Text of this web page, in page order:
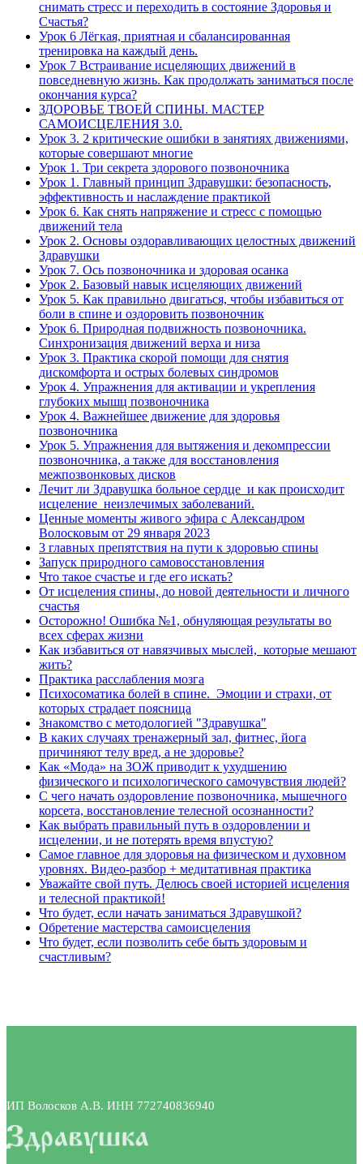
снимать стресс и переходить в состояние Здоровья и
Счастья?
Урок 6 Лёгкая, приятная и сбалансированная
тренировка на каждый день.
Урок 7 Встраивание исцеляющих движений в
повседневную жизнь. Как продолжать заниматься после
окончания курса?
ЗДОРОВЬЕ ТВОЕЙ СПИНЫ. МАСТЕР
САМОИСЦЕЛЕНИЯ 3.0.
Урок 3. 2 критические ошибки в занятиях движениями,
которые совершают многие
Урок 1. Три секрета здорового позвоночника
Урок 1. Главный принцип Здравушки: безопасность,
эффективность и наслаждение практикой
Урок 6. Как снять напряжение и стресс с помощью
движений тела
Урок 2. Основы оздоравливающих целостных движений
Здравушки
Урок 7. Ось позвоночника и здоровая осанка
Урок 2. Базовый навык исцеляющих движений
Урок 5. Как правильно двигаться, чтобы избавиться от
боли в спине и оздоровить позвоночник
Урок 6. Природная подвижность позвоночника.
Синхронизация движений верха и низа
Урок 3. Практика скорой помощи для снятия
дискомфорта и острых болевых синдромов
Урок 4. Упражнения для активации и укрепления
глубоких мышц позвоночника
Урок 4. Важнейшее движение для здоровья
позвоночника
Урок 5. Упражнения для вытяжения и декомпрессии
позвоночника, а также для восстановления
межпозвонковых дисков
Лечит ли Здравушка больное сердце и как происходит
исцеление неизлечимых заболеваний.
Ценные моменты живого эфира с Александром
Волосковым от 29 января 2023
3 главных препятствия на пути к здоровью спины
Запуск природного самовосстановления
Что такое счастье и где его искать?
От исцеления спины, до новой деятельности и личного
счастья
Осторожно! Ошибка №1, обнуляющая результаты во
всех сферах жизни
Как избавиться от навязчивых мыслей, которые мешают
жить?
Практика расслабления мозга
Психосоматика болей в спине. Эмоции и страхи, от
которых страдает поясница
Знакомство с методологией "Здравушка"
В каких случаях тренажерный зал, фитнес, йога
причиняют телу вред, а не здоровье?
Как «Мода» на ЗОЖ приводит к ухудшению
физического и психологического самочувствия людей?
С чего начать оздоровление позвоночника, мышечного
корсета, восстановление телесной осознанности?
Как выбрать правильный путь в оздоровлении и
исцелении, и не потерять время впустую?
Самое главное для здоровья на физическом и духовном
уровнях. Видео-разбор + медитативная практика
Уважайте свой путь. Делюсь своей историей исцеления
и телесной практикой!
Что будет, если начать заниматься Здравушкой?
Обретение мастерства самоисцеления
Что будет, если позволить себе быть здоровым и
счастливым?
ИП Волосков А.В. ИНН 772740836940